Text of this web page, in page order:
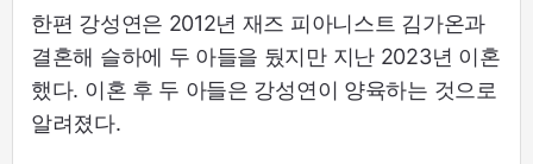
한편 강성연은 2012년 재즈 피아니스트 김가온과
결혼해 슬하에 두 아들을 뒀지만 지난 2023년 이혼
했다. 이혼 후 두 아들은 강성연이 양육하는 것으로
알려졌다.